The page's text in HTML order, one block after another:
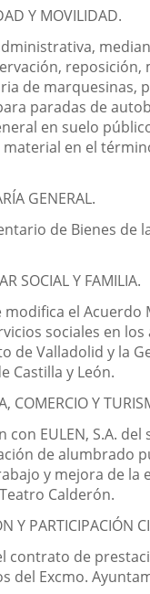
Y MOVILIDAD.
reposición,
de marquesinas,
paradas de
en suelo
en el
GENERAL.
de Bienes de
SOCIAL Y FAMILIA.
el Acuerdo
sociales en los
de Valladolid y la
Castilla y León.
COMERCIO Y
EULEN, S.A.
de alumbrado
y mejora de la
Calderón.
Y PARTICIPACIÓN
contrato de
del Excmo.